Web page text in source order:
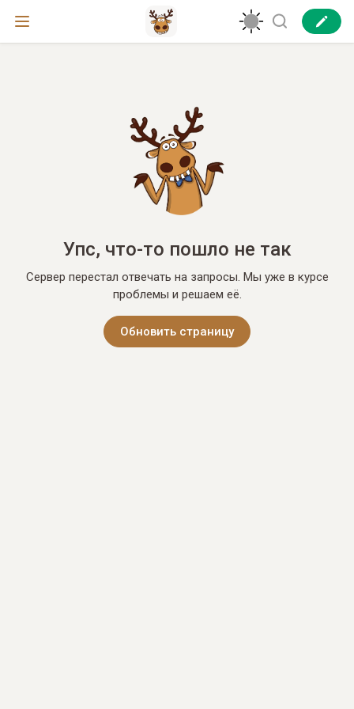
Упс, что-то пошло не так
Сервер перестал отвечать на запросы. Мы уже в курсе
проблемы и решаем её.
Обновить страницу